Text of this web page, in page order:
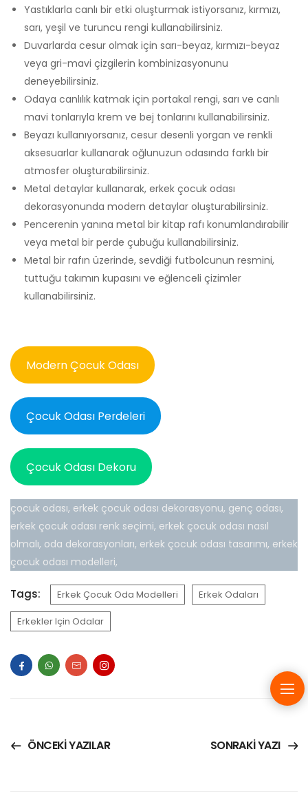
Yastıklarla canlı bir etki oluşturmak istiyorsanız, kırmızı,
sarı, yeşil ve turuncu rengi kullanabilirsiniz.
Duvarlarda cesur olmak için sarı-beyaz, kırmızı-beyaz
veya gri-mavi çizgilerin kombinizasyonunu
deneyebilirsiniz.
Odaya canlılık katmak için portakal rengi, sarı ve canlı
mavi tonlarıyla krem ve bej tonlarını kullanabilirsiniz.
Beyazı kullanıyorsanız, cesur desenli yorgan ve renkli
aksesuarlar kullanarak oğlunuzun odasında farklı bir
atmosfer oluşturabilirsiniz.
Metal detaylar kullanarak, erkek çocuk odası
dekorasyonunda modern detaylar oluşturabilirsiniz.
Pencerenin yanına metal bir kitap rafı konumlandırabilir
veya metal bir perde çubuğu kullanabilirsiniz.
Metal bir rafın üzerinde, sevdiği futbolcunun resmini,
tuttuğu takımın kupasını ve eğlenceli çizimler
kullanabilirsiniz.
Modern Çocuk Odası
Çocuk Odası Perdeleri
Çocuk Odası Dekoru
çocuk odası, erkek çocuk odası dekorasyonu, genç odası,
erkek çocuk odası renk seçimi, erkek çocuk odası nasıl
olmalı, oda dekorasyonları, erkek çocuk odası tasarımı, erkek
çocuk odası modelleri,
Tags: Erkek Çocuk Oda Modelleri Erkek Odaları
Erkekler Için Odalar
ÖNCEKI YAZILAR SONRAKI YAZI